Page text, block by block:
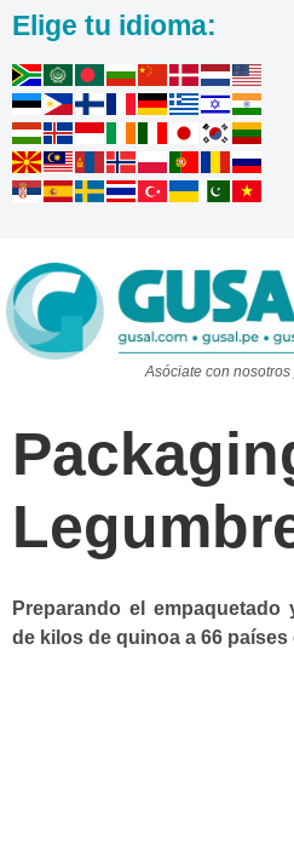
Elige tu idioma:
Asóciate con
Preparando el
de kilos de quinoa a 66